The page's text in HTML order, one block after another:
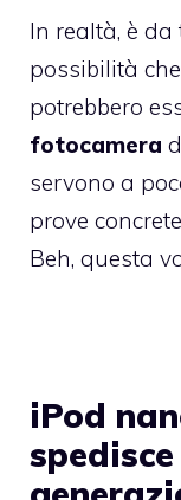
In realtà, è
possibilità
potrebbero
fotocamera
servono a
prove
Beh, questa
iPod